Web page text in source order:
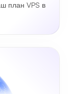
план VPS в